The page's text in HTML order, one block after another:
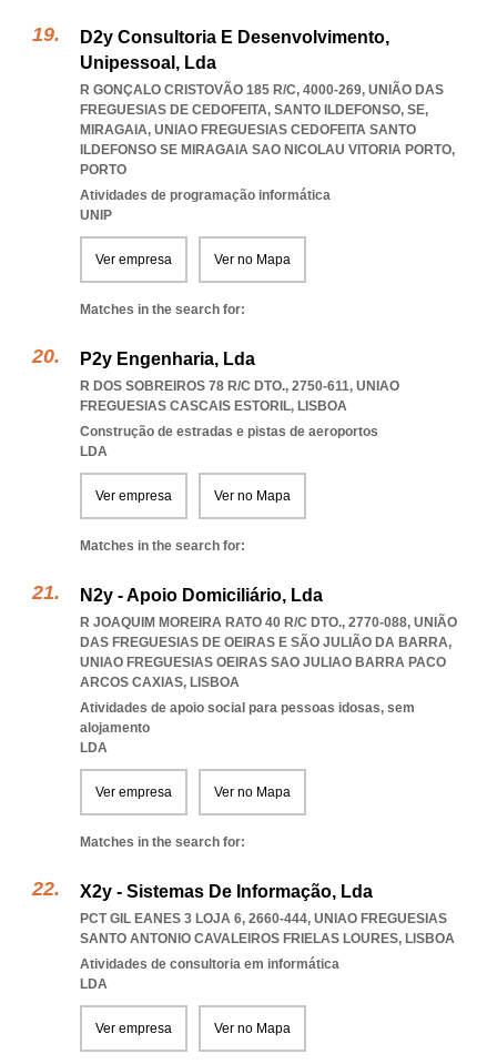
D2y Consultoria E Desenvolvimento,
Unipessoal, Lda
R GONÇALO CRISTOVÃO 185 R/C, 4000-269, UNIÃO DAS
FREGUESIAS DE CEDOFEITA, SANTO ILDEFONSO, SE,
MIRAGAIA, UNIAO FREGUESIAS CEDOFEITA SANTO
ILDEFONSO SE MIRAGAIA SAO NICOLAU VITORIA PORTO,
PORTO
Atividades de programação informática
UNIP
Ver empresa Ver no Mapa
Matches in the search for:
P2y Engenharia, Lda
R DOS SOBREIROS 78 R/C DTO., 2750-611, UNIAO
FREGUESIAS CASCAIS ESTORIL, LISBOA
Construção de estradas e pistas de aeroportos
LDA
Ver empresa Ver no Mapa
Matches in the search for:
N2y - Apoio Domiciliário, Lda
R JOAQUIM MOREIRA RATO 40 R/C DTO., 2770-088, UNIÃO
DAS FREGUESIAS DE OEIRAS E SÃO JULIÃO DA BARRA,
UNIAO FREGUESIAS OEIRAS SAO JULIAO BARRA PACO
ARCOS CAXIAS, LISBOA
Atividades de apoio social para pessoas idosas, sem
alojamento
LDA
Ver empresa Ver no Mapa
Matches in the search for:
X2y - Sistemas De Informação, Lda
PCT GIL EANES 3 LOJA 6, 2660-444, UNIAO FREGUESIAS
SANTO ANTONIO CAVALEIROS FRIELAS LOURES, LISBOA
Atividades de consultoria em informática
LDA
Ver empresa Ver no Mapa